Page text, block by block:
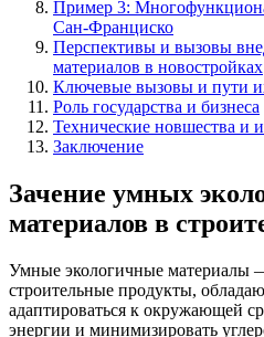
Пример 3:
Сан-Франциско
Перспективы и вызовы
материалов в новостройках
Ключевые вызовы и пути
Роль государства и бизнеса
Технические новшества и
Заключение
Зачение умных
материалов в
Умные экологичные материалы
строительные продукты,
адаптироваться к окружающей
энергии и минимизировать